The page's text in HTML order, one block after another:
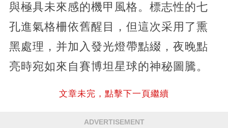
與極具未來感的機甲風格。標志性的七
孔進氣格柵依舊醒目，但這次采用了熏
黑處理，并加入發光燈帶點綴，夜晚點
亮時宛如來自賽博坦星球的神秘圖騰。
文章未完，點擊下一頁繼續
ADVERTISEMENT